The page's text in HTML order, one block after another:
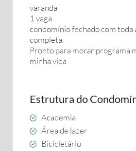
varanda
1 vaga
condomínio fechado com toda
completa.
Pronto para morar programa
minha vida
Estrutura do
Academia
Área de lazer
Bicicletário